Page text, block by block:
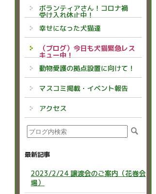
ボランティアさん！コロナ禍
受け入れ休止中！
幸せになった犬猫達
（ブログ）今日も犬猫緊急レス
キュー中！
動物愛護の拠点設置に向けて！
マスコミ掲載・イベント報告
アクセス
最新記事
2023/2/24 譲渡会のご案内（花巻会
場）